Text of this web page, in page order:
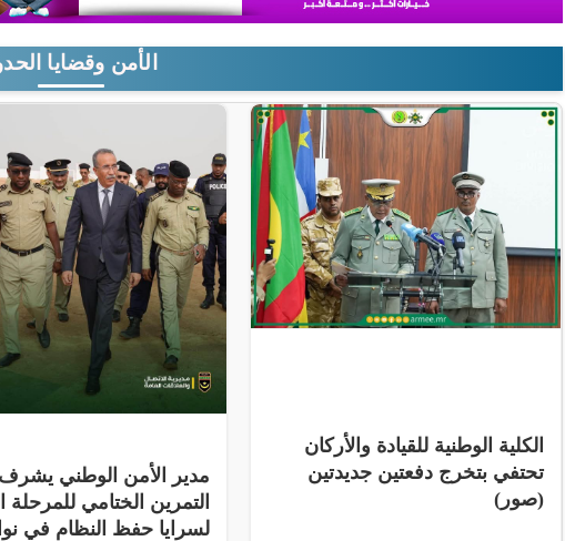
الأمن وقضايا
الكلية الوطنية للقيادة والأركان
تحتفي بتخرج دفعتين جديدتين
(صور)
مدير الأمن الوطني
التمرين الختامي للمرحلة
لسرايا حفظ النظام في